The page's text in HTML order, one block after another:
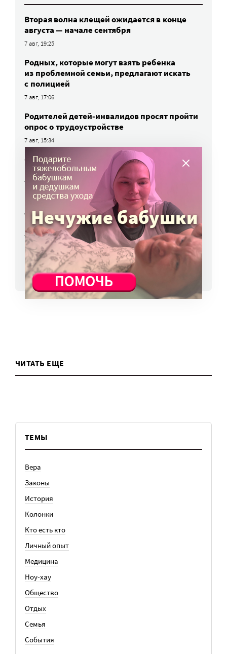
Вторая волна клещей ожидается в конце
августа — начале сентября
7 авг, 19:25
Родных, которые могут взять ребенка
из проблемной семьи, предлагают искать
с полицией
7 авг, 17:06
Родителей детей-инвалидов просят пройти
опрос о трудоустройстве
7 авг, 15:34
«Энхерту» от рака груди включили
в перечень жизненно важных препаратов
7 авг, 15:15
НКО часто рискуют нарушить закон
о персональных данных. Как этого
избежать?
7 авг, 13:13
ВСЕ НОВОСТИ
ЧИТАТЬ ЕЩЕ
ТЕМЫ
Вера
Законы
История
Колонки
Кто есть кто
Личный опыт
Медицина
Ноу-хау
Общество
Отдых
Семья
События